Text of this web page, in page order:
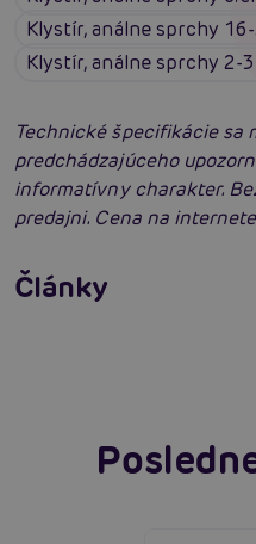
Klystír, análne sprchy
Klystír, análne sprchy 2-
Technické špecifikácie sa
predchádzajúceho
informatívny charakter.
predajni. Cena na
Články
Príprava na análny
Čítať viacej
Erotická inteligencia: